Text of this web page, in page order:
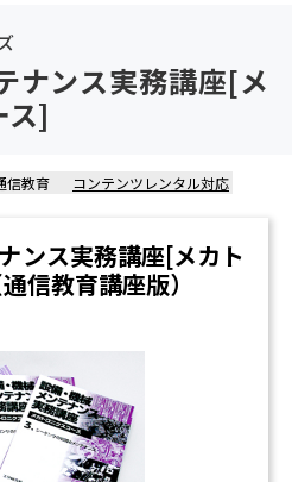
トの種類 / ロボットメカニズム
像処理
ナンス実務講座[メ
ス]
信教育 コンテンツレンタル対応
ンス実務講座[メカト
信教育講座版）